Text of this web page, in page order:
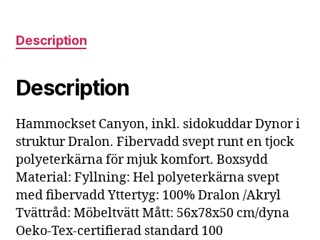
Description
Description
Hammockset Canyon, inkl. sidokuddar Dynor i
struktur Dralon. Fibervadd svept runt en tjock
polyeterkärna för mjuk komfort. Boxsydd
Material: Fyllning: Hel polyeterkärna svept
med fibervadd Yttertyg: 100% Dralon /Akryl
Tvättråd: Möbeltvätt Mått: 56x78x50 cm/dyna
Oeko-Tex-certifierad standard 100